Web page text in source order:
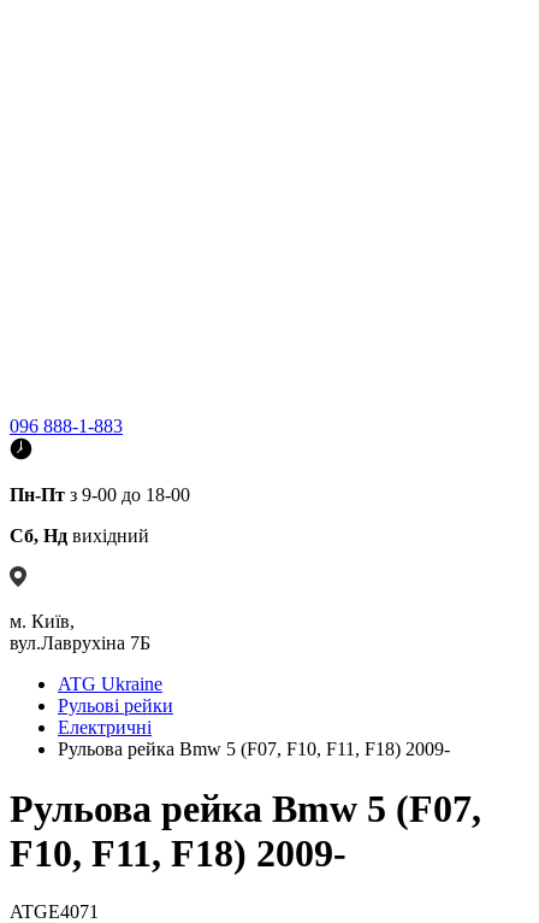
096 888-1-883
Пн-Пт з 9-00 до 18-00
Сб, Нд вихідний
м. Київ,
вул.Лаврухіна 7Б
ATG Ukraine
Рульові рейки
Електричні
Рульова рейка Bmw 5 (F07, F10, F11, F18) 2009-
Рульова рейка Bmw 5 (F07,
F10, F11, F18) 2009-
ATGE4071